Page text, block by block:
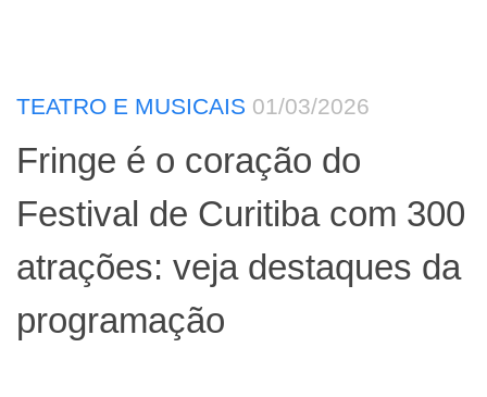
TEATRO E MUSICAIS 01/03/2026
Fringe é o coração do
Festival de Curitiba com 300
atrações: veja destaques da
programação